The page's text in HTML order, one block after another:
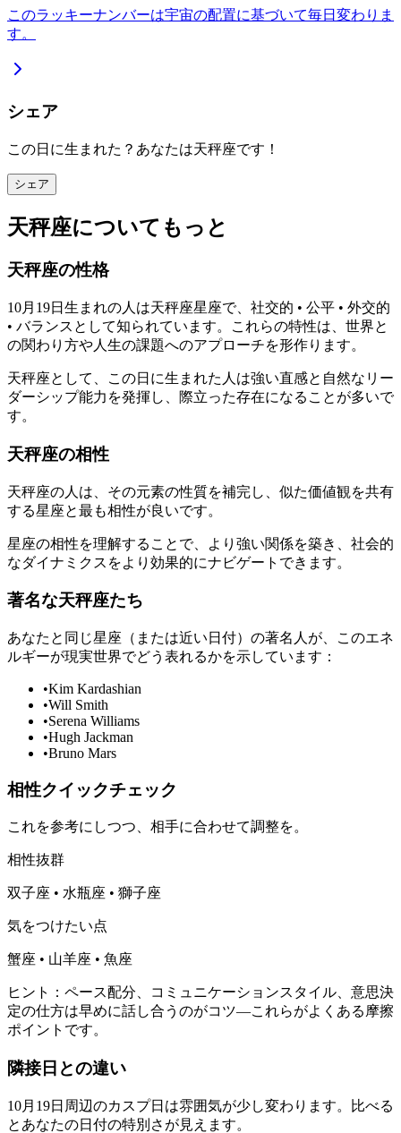
このラッキーナンバーは宇宙の配置に基づいて毎日変わりま
す。
シェア
この日に生まれた？あなたは天秤座です！
シェア
天秤座についてもっと
天秤座の性格
10月19日生まれの人は天秤座星座で、社交的 • 公平 • 外交的
• バランスとして知られています。これらの特性は、世界と
の関わり方や人生の課題へのアプローチを形作ります。
天秤座として、この日に生まれた人は強い直感と自然なリー
ダーシップ能力を発揮し、際立った存在になることが多いで
す。
天秤座の相性
天秤座の人は、その元素の性質を補完し、似た価値観を共有
する星座と最も相性が良いです。
星座の相性を理解することで、より強い関係を築き、社会的
なダイナミクスをより効果的にナビゲートできます。
著名な天秤座たち
あなたと同じ星座（または近い日付）の著名人が、このエネ
ルギーが現実世界でどう表れるかを示しています：
•Kim Kardashian
•Will Smith
•Serena Williams
•Hugh Jackman
•Bruno Mars
相性クイックチェック
これを参考にしつつ、相手に合わせて調整を。
相性抜群
双子座 • 水瓶座 • 獅子座
気をつけたい点
蟹座 • 山羊座 • 魚座
ヒント：ペース配分、コミュニケーションスタイル、意思決
定の仕方は早めに話し合うのがコツ—これらがよくある摩擦
ポイントです。
隣接日との違い
10月19日周辺のカスプ日は雰囲気が少し変わります。比べる
とあなたの日付の特別さが見えます。